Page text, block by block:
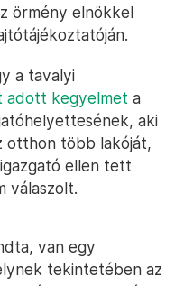
örmény elnökkel
a tavalyi
adott kegyelmet a
aki
otthon több lakóját,
ellen tett
válaszolt.
van egy
tekintetében az